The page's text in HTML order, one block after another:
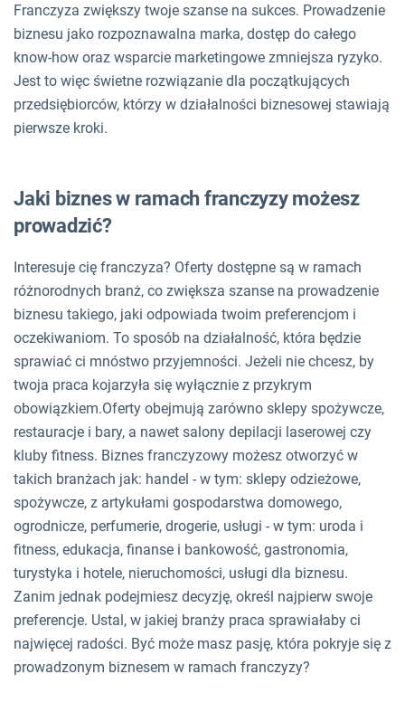
Franczyza zwiększy twoje szanse na sukces. Prowadzenie
biznesu jako rozpoznawalna marka, dostęp do całego
know-how oraz wsparcie marketingowe zmniejsza ryzyko.
Jest to więc świetne rozwiązanie dla początkujących
przedsiębiorców, którzy w działalności biznesowej stawiają
pierwsze kroki.
Jaki biznes w ramach franczyzy możesz
prowadzić?
Interesuje cię franczyza? Oferty dostępne są w ramach
różnorodnych branż, co zwiększa szanse na prowadzenie
biznesu takiego, jaki odpowiada twoim preferencjom i
oczekiwaniom. To sposób na działalność, która będzie
sprawiać ci mnóstwo przyjemności. Jeżeli nie chcesz, by
twoja praca kojarzyła się wyłącznie z przykrym
obowiązkiem.Oferty obejmują zarówno sklepy spożywcze,
restauracje i bary, a nawet salony depilacji laserowej czy
kluby fitness. Biznes franczyzowy możesz otworzyć w
takich branżach jak: handel - w tym: sklepy odzieżowe,
spożywcze, z artykułami gospodarstwa domowego,
ogrodnicze, perfumerie, drogerie, usługi - w tym: uroda i
fitness, edukacja, finanse i bankowość, gastronomia,
turystyka i hotele, nieruchomości, usługi dla biznesu.
Zanim jednak podejmiesz decyzję, określ najpierw swoje
preferencje. Ustal, w jakiej branży praca sprawiałaby ci
najwięcej radości. Być może masz pasję, która pokryje się z
prowadzonym biznesem w ramach franczyzy?